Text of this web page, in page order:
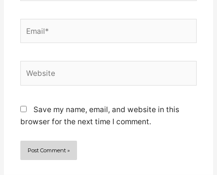
Save my name, email, and website in this
browser for the next time I comment.